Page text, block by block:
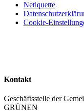
Netiquette
Cookie-
Kontakt
Geschäftsstelle der
GRÜNEN